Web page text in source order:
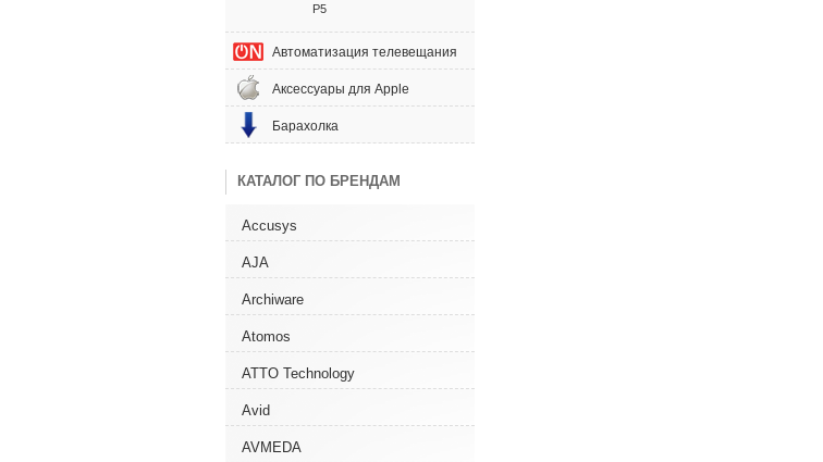
P5
Автоматизация телевещания
Аксессуары для Apple
Барахолка
КАТАЛОГ ПО БРЕНДАМ
Accusys
AJA
Archiware
Atomos
ATTO Technology
Avid
AVMEDA